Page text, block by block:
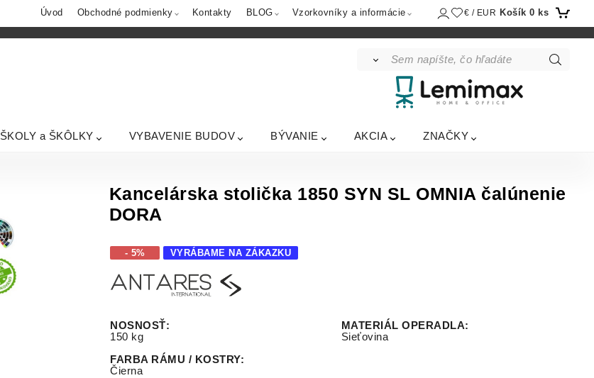
Úvod Obchodné podmienky Kontakty BLOG Vzorkovníky a informácie € / EUR Košík 0 ks
ŠKOLY a ŠKÔLKY VYBAVENIE BUDOV BÝVANIE AKCIA ZNAČKY
Kancelárska stolička 1850 SYN SL OMNIA čalúnenie
DORA
- 5% VYRÁBAME NA ZÁKAZKU
NOSNOSŤ:
150 kg
MATERIÁL OPERADLA:
Sieťovina
FARBA RÁMU / KOSTRY:
Čierna